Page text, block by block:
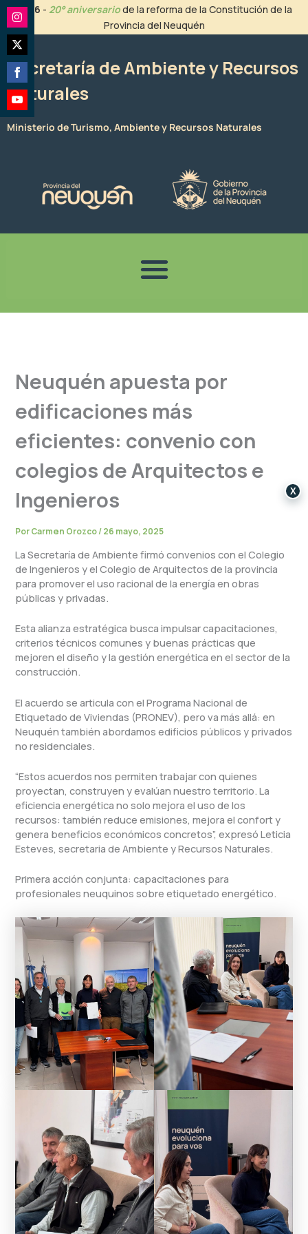
contenido
2026 - 20° aniversariode la reforma de la Constitución de la
Provincia del Neuquén
Secretaría de Ambiente y Recursos
Naturales
Ministerio de Turismo, Ambiente y Recursos Naturales
Neuquén apuesta por
edificaciones más
eficientes: convenio con
colegios de Arquitectos e
Ingenieros
PorCarmen Orozco/26 mayo, 2025
La Secretaría de Ambiente firmó convenios con el Colegio
de Ingenieros y el Colegio de Arquitectos de la provincia
para promover el uso racional de la energía en obras
públicas y privadas.
Esta alianza estratégica busca impulsar capacitaciones,
criterios técnicos comunes y buenas prácticas que
mejoren el diseño y la gestión energética en el sector de la
construcción.
El acuerdo se articula con el Programa Nacional de
Etiquetado de Viviendas (PRONEV), pero va más allá: en
Neuquén también abordamos edificios públicos y privados
no residenciales.
“Estos acuerdos nos permiten trabajar con quienes
proyectan, construyen y evalúan nuestro territorio. La
eficiencia energética no solo mejora el uso de los
recursos: también reduce emisiones, mejora el confort y
genera beneficios económicos concretos”, expresó Leticia
Esteves, secretaria de Ambiente y Recursos Naturales.
Primera acción conjunta: capacitaciones para
profesionales neuquinos sobre etiquetado energético.
Share
on
Instagram
Share
on
Twitter
Share
on
Facebook
Share
on
X